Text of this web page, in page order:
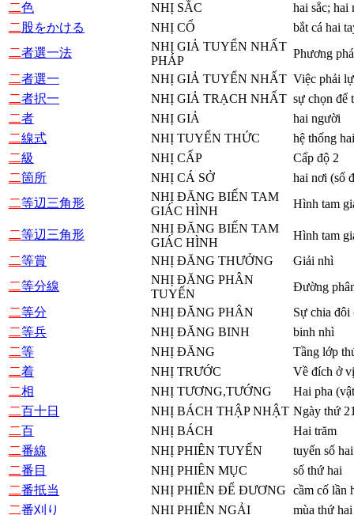
二色 NHỊ SẮC
hai sắc; hai
二 股をかける NHỊ CỔ
bắt cá hai
二者選一法
NHỊ GIẢ TUYỂN NHẤT
PHÁP
Phương
二者選一 NHỊ GIẢ TUYỂN NHẤT Việc phải
二者択一 NHỊ GIẢ TRẠCH NHẤT sự chọn để
二者 NHỊ GIẢ
hai người
二線式 NHỊ TUYẾN THỨC
hệ thống
二級 NHỊ CẤP
Cấp độ 2
二箇所 NHỊ CÁ SỞ
hai nơi (số
二等辺三角形
NHỊ ĐĂNG BIẾN TAM
GIÁC HÌNH
Hình tam
二等辺三角形
NHỊ ĐĂNG BIẾN TAM
GIÁC HÌNH
Hình tam
二等賞 NHỊ ĐĂNG THƯỞNG
Giải nhì
二等分線
NHỊ ĐĂNG PHÂN
TUYẾN
Đường
二等分 NHỊ ĐĂNG PHÂN
Sự chia đôi
二等兵 NHỊ ĐĂNG BINH
binh nhì
二等 NHỊ ĐĂNG
Tầng lớp
二着 NHỊ TRƯỚC
Về đích ở
二相 NHỊ TƯƠNG,TƯỚNG
Hai pha
二百十日 NHỊ BÁCH THẬP NHẬT Ngày thứ
二百 NHỊ BÁCH
Hai trăm
二番線 NHỊ PHIÊN TUYẾN
tuyến số hai
二番目 NHỊ PHIÊN MỤC
số thứ hai
二番抵当 NHỊ PHIÊN ĐỂ ĐƯƠNG cầm cố lần
二番刈り NHỊ PHIÊN NGẢI mùa thứ hai